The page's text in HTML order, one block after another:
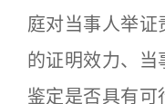
庭对当事人举证
的证明效力、当
鉴定是否具有可